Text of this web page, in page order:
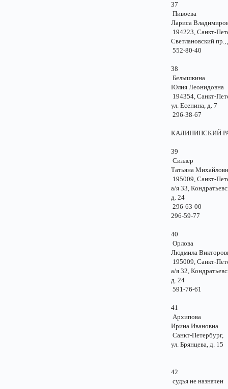
37
Пивоева
Лариса
194223, Санкт-
Светлановский
552-80-40
38
Белышкина
Юлия
194354, Санкт-
ул. Есенина, д.
296-38-67
39
Силлер
Татьяна
195009, Санкт-
а/я 33,
д. 24
296-63-00
296-59-77
40
Орлова
Людмила
195009, Санкт-
а/я 32,
д. 24
591-76-61
41
Архипова
Ирина
Санкт-
ул. Брянцева, д.
42
судья не